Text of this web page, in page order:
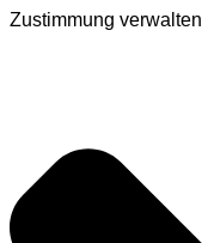
Zustimmung verwalten